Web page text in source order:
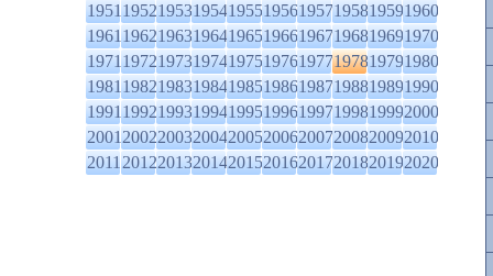
1951195219531954195519561957195819591960
1961196219631964196519661967196819691970
1971197219731974197519761977197819791980
1981198219831984198519861987198819891990
1991199219931994199519961997199819992000
2001200220032004200520062007200820092010
2011201220132014201520162017201820192020